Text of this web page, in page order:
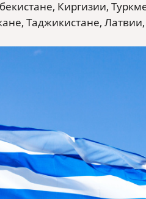
Киргизии,
Таджикистане,